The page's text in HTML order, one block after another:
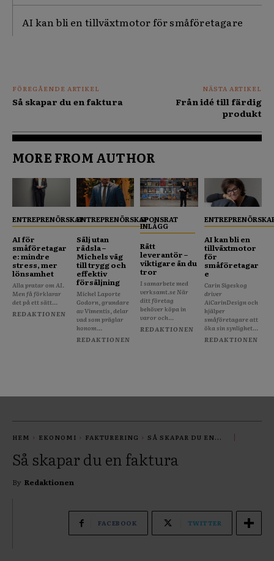
AI kan bli en tillväxtmotor för småföretagare
FÖREGÅENDE ARTIKEL
Så skapar du en faktura
NÄSTA ARTIKEL
Från idé till färdig
produkt
MORE FROM AUTHOR
ENTREPRENÖRSKAP
AI för
småföretagar
e: mindre
stress, mer
lönsamhet
Alla pratar om AI.
Men få förklarar
det på ett sätt...
REDAKTIONEN
ENTREPRENÖRSKAP
Sälj utan
rädsla –
Michels väg
till trygg och
effektiv
försäljning
Michel Laporte
Godorn, grundare
av Vimentis, delar
vad som präglar
honom...
REDAKTIONEN
SPONSRAT
INLÄGG
Rätt
leverantör –
viktigare än du
tror
I samarbete med
verksamt.se När
ditt företag
behöver köpa in
varor och...
REDAKTIONEN
AI kan bli en
tillväxtmotor
för
småföretagar
e
Carin Sigeskog
driver
AiCarinDesign och
hjälper
småföretagare att
öka sin synlighet...
REDAKTIONEN